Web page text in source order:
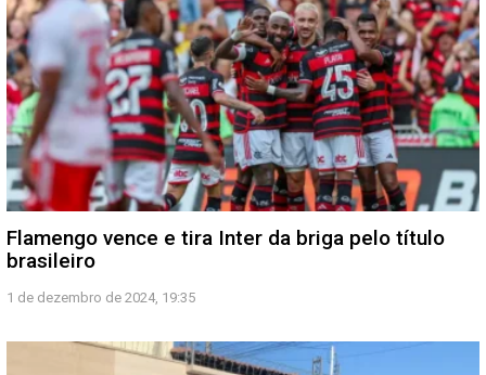
Flamengo vence e tira Inter da briga pelo título
brasileiro
1 de dezembro de 2024, 19:35